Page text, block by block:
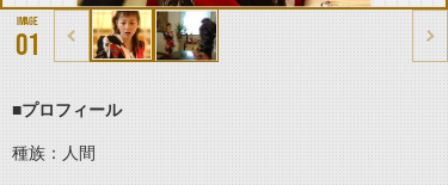
01
■プロフィール
種族：人間